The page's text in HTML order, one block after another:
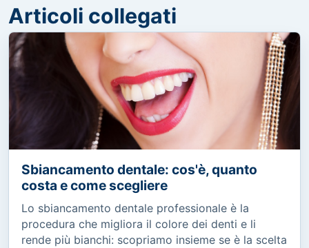
Articoli collegati
Sbiancamento dentale: cos'è, quanto
costa e come scegliere
Lo sbiancamento dentale professionale è la
procedura che migliora il colore dei denti e li
rende più bianchi: scopriamo insieme se è la scelta